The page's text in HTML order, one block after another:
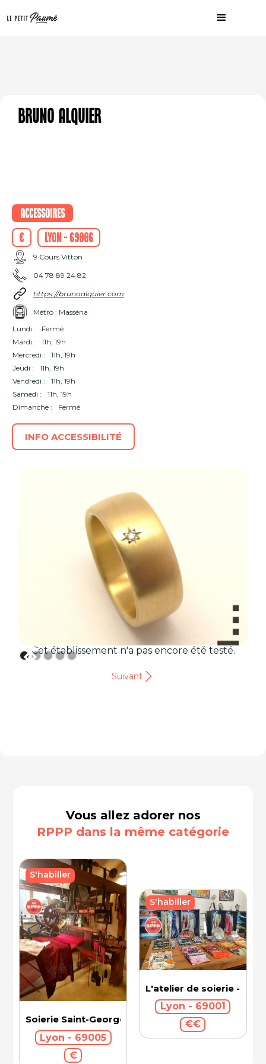
Bruno Alquier
Accessoires
€
Lyon - 69006
9 Cours Vitton
04 78 89 24 82
https://brunoalquier.com
Métro : Masséna
Lundi :
Fermé
Mardi :
11h, 19h
Mercredi :
11h, 19h
Jeudi :
11h, 19h
Vendredi :
11h, 19h
Samedi :
11h, 19h
Dimanche :
Fermé
INFO ACCESSIBILITÉ
Cet établissement n'a pas encore été testé.
Suivant
Vous allez adorer nos
RPPP dans la même catégorie
Soierie Saint-Georges
Lyon - 69005
€
S'habiller
L'atelier de soierie -
Lyon - 69001
€€
S'habiller